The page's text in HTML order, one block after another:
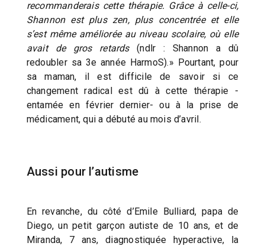
recommanderais cette thérapie. Grâce à celle-ci,
Shannon est plus zen, plus concentrée et elle
s’est même améliorée au niveau scolaire, où elle
avait de gros retards(ndlr : Shannon a dû
redoubler sa 3e année HarmoS).» Pourtant, pour
sa maman, il est difficile de savoir si ce
changement radical est dû à cette thérapie -
entamée en février dernier- ou à la prise de
médicament, qui a débuté au mois d’avril.
Aussi pour l’autisme
En revanche, du côté d’Emile Bulliard, papa de
Diego, un petit garçon autiste de 10 ans, et de
Miranda, 7 ans, diagnostiquée hyperactive, la